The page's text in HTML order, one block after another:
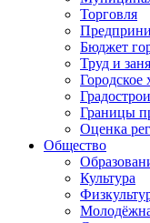
Торговля
Бюджет
Труд и
Городское
Границы
Оценка
Общество
Культура